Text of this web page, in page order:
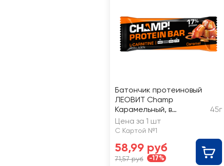
Батончик протеиновый
ЛЕОВИТ Champ
Карамельный, в
шоколадной глазури
45г
Цена за 1 шт
С Картой №1
58,99 руб
71,57 руб -17%